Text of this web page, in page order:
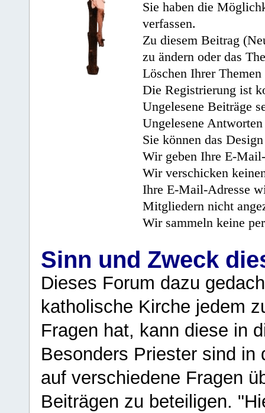
Sie haben die
verfassen.
Zu diesem Beitrag
zu ändern oder das
Löschen Ihrer
Die Registrierung ist
Ungelesene Beiträge
Ungelesene
Sie können das
Wir geben Ihre E-
Wir verschicken
Ihre E-Mail-Adresse
Mitgliedern nicht
Wir sammeln keine
Sinn und Zweck
Dieses Forum dazu
katholische Kirche jedem
Fragen hat, kann diese in
Besonders Priester sind in
auf verschiedene Fragen
Beiträgen zu beteiligen.